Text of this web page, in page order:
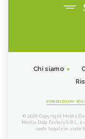
Chi siamo
CONDIZIONI
© 2026 Copyright Media
Media Data Factory S.R.L,
sede legale in viale